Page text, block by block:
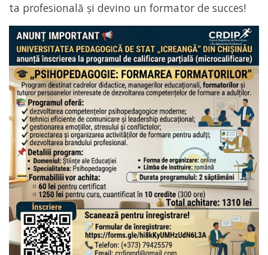
ta profesională și devino un formator de succes!